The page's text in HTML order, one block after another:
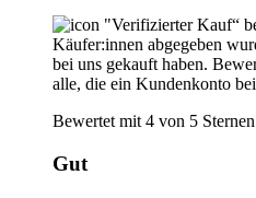
"Verifizierter Kauf“
Käufer:innen abgegeben
bei uns gekauft haben.
alle, die ein Kundenkonto
Bewertet mit 4 von 5
Gut